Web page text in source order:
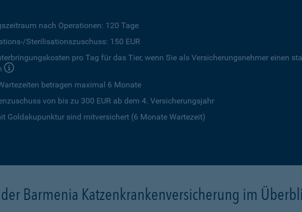
nach Operationen: 120 Tage
Sterilisationszuschuss: 150 EUR
pro Tag für das Tier, wenn Sie als Versicherungsnehmer einen
betragen maximal 6 Monate
von bis zu 300 EUR ab dem 4. Versicherungsjahr
Goldakupunktur sind mitversichert (6 Monate Wartezeit)
Barmenia Katzenkrankenversicherung im